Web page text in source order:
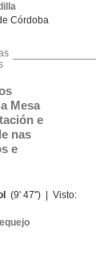
Córdoba
Mesa
e
nas
e
(9' 47'') | Visto: